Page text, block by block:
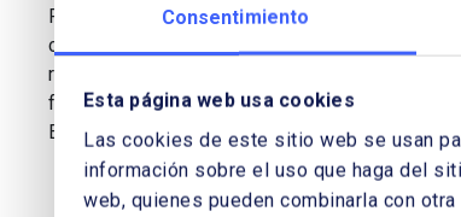
Consentimiento
Esta página web usa cookies
Las cookies de este sitio web se usan
información sobre el uso que haga del
web, quienes pueden combinarla con
París. El autor describe en qué punto se
con el desarrollo del nuevo diseño del mercado,
renovables y otros aspectos contemplados en
futuro más inmediato que está en manos en
Europeo y el Consejo.